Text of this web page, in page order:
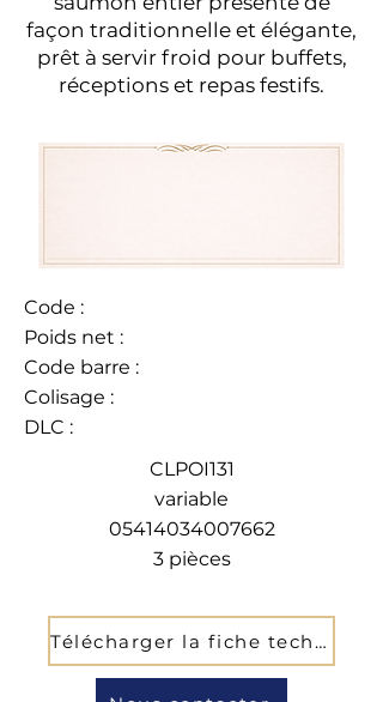
façon traditionnelle et élégante,
prêt à servir froid pour buffets,
réceptions et repas festifs.
Code :
Poids net :
Code barre :
Colisage :
DLC :
CLPOI131
variable
05414034007662
3 pièces
Télécharger la fiche technique